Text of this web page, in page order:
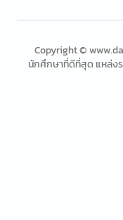
Copyright ©
นักศึกษาที่ดีที่สุด แหล่งร